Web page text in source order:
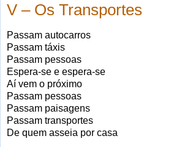
V – Os Transportes
Passam autocarros
Passam táxis
Passam pessoas
Espera-se e espera-se
Aí vem o próximo
Passam pessoas
Passam paisagens
Passam transportes
De quem asseia por casa